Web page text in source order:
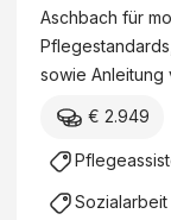
Aschbach für
sowie Anleitung
€ 2.949